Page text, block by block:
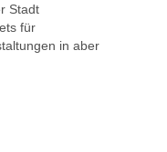
Stadt
für
in aber